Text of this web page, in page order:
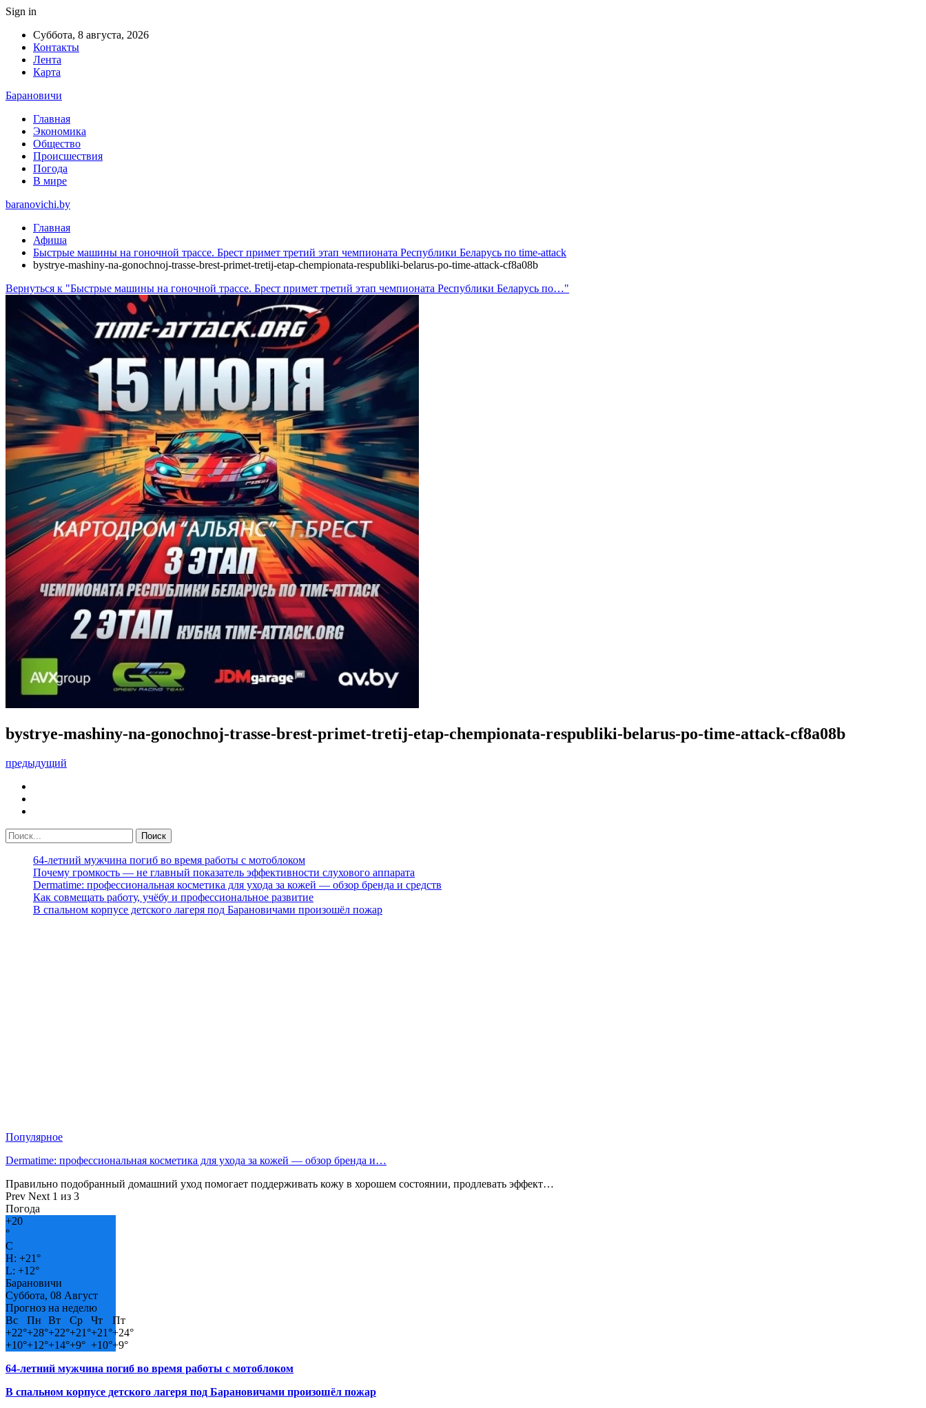
Sign in
Суббота, 8 августа, 2026
Контакты
Лента
Карта
Барановичи
Главная
Экономика
Общество
Происшествия
Погода
В мире
baranovichi.by
Главная
Афиша
Быстрые машины на гоночной трассе. Брест примет третий этап чемпионата Республики Беларусь по time-attack
bystrye-mashiny-na-gonochnoj-trasse-brest-primet-tretij-etap-chempionata-respubliki-belarus-po-time-attack-cf8a08b
Вернуться к "Быстрые машины на гоночной трассе. Брест примет третий этап чемпионата Республики Беларусь по…"
bystrye-mashiny-na-gonochnoj-trasse-brest-primet-tretij-etap-chempionata-respubliki-belarus-po-time-attack-cf8a08b
предыдущий
64-летний мужчина погиб во время работы с мотоблоком
Почему громкость — не главный показатель эффективности слухового аппарата
Dermatime: профессиональная косметика для ухода за кожей — обзор бренда и средств
Как совмещать работу, учёбу и профессиональное развитие
В спальном корпусе детского лагеря под Барановичами произошёл пожар
Популярное
Dermatime: профессиональная косметика для ухода за кожей — обзор бренда и…
Правильно подобранный домашний уход помогает поддерживать кожу в хорошем состоянии, продлевать эффект…
Prev Next 1 из 3
Погода
+20
°
C
H: +21°
L: +12°
Барановичи
Суббота, 08 Август
Прогноз на неделю
Вс
Пн Вт Ср Чт
Пт
+22°+28°+22°+21°+21°+24°
+10°+12°+14°+9° +10°+9°
64-летний мужчина погиб во время работы с мотоблоком
В спальном корпусе детского лагеря под Барановичами произошёл пожар